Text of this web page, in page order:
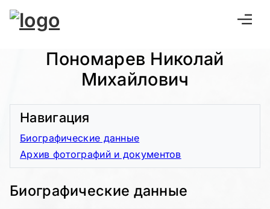
Пономарев Николай
Михайлович
Биографические данные
Навигация
Биографические данные
Архив фотографий и документов